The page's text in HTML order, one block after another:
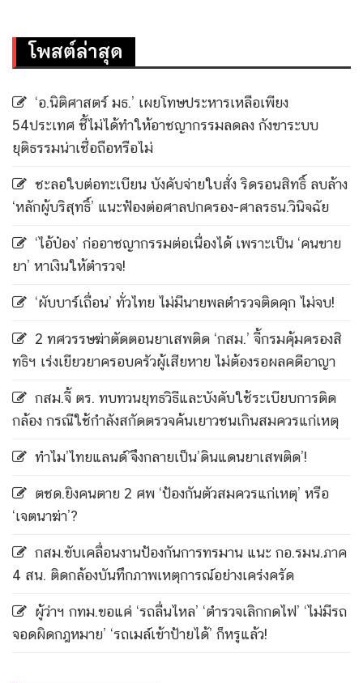
โพสต์ล่าสุด
‘อ.นิติศาสตร์ มธ.’ เผยโทษประหารเหลือเพียง
54ประเทศ ชี้ไม่ได้ทำให้อาชญากรรมลดลง กังขาระบบ
ยุติธรรมน่าเชื่อถือหรือไม่
ชะลอใบต่อทะเบียน บังคับจ่ายใบสั่ง ริดรอนสิทธิ์ ลบล้าง
‘หลักผู้บริสุทธิ์’ แนะฟ้องต่อศาลปกครอง-ศาลรธน.วินิจฉัย
‘ไอ้ป๋อง’ ก่ออาชญากรรมต่อเนื่องได้ เพราะเป็น ‘คนขาย
ยา’ หาเงินให้ตำรวจ!
‘ผับบาร์เถื่อน’ ทั่วไทย ไม่มีนายพลตำรวจติดคุก ไม่จบ!
2 ทศวรรษฆ่าตัดตอนยาเสพติด ‘กสม.’ จี้กรมคุ้มครองสิ
ทธิฯ เร่งเยียวยาครอบครัวผู้เสียหาย ไม่ต้องรอผลคดีอาญา
กสม.จี้ ตร. ทบทวนยุทธวิธีและบังคับใช้ระเบียบการติด
กล้อง กรณีใช้กำลังสกัดตรวจค้นเยาวชนเกินสมควรแก่เหตุ
ทำไม’ไทยแลนด์’จึงกลายเป็น’ดินแดนยาเสพติด’!
ตชด.ยิงคนตาย 2 ศพ ‘ป้องกันตัวสมควรแก่เหตุ’ หรือ
‘เจตนาฆ่า’?
กสม.ขับเคลื่อนงานป้องกันการทรมาน แนะ กอ.รมน.ภาค
4 สน. ติดกล้องบันทึกภาพเหตุการณ์อย่างเคร่งครัด
ผู้ว่าฯ กทม.ขอแค่ ‘รถลื่นไหล’ ‘ตำรวจเลิกกดไฟ’ ‘ไม่มีรถ
จอดผิดกฎหมาย’ ‘รถเมล์เข้าป้ายได้’ ก็หรูแล้ว!